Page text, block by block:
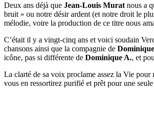
Deux ans déjà que Jean-Louis Murat nous a
bruit » ou notre désir ardent (et notre droit le
mélodie, voire la production de ce titre nous
C’était il y a vingt-cinq ans et voici soudain
chansons ainsi que la compagnie de
icône, pas si différente de Dominique A., et
La clarté de sa voix proclame assez la Vie pour
vous en ressortirez purifié et prêt pour une